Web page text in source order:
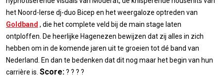
het Noord-Ierse dj-duo Bicep en het weergaloze optreden van
Goldband , die het complete veld bij de main stage laten
ontploffen. De heerlijke Hagenezen bewijzen dat zij alles in zich
hebben om in de komende jaren uit te groeien tot dé band van
Nederland. En dan te bedenken dat dit nog maar het begin van hun
carrière is. Score:? ? ? ?